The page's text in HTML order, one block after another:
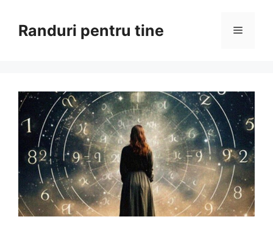
conținutRanduri pentru tine Meniu